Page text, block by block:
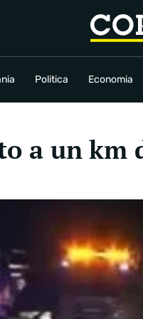
Politica Economia
Cronaca Irpinia
a un km